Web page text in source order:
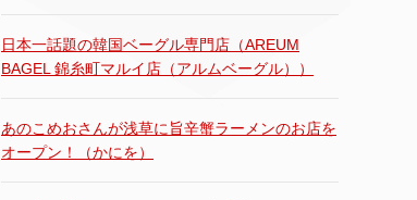
日本一話題の韓国ベーグル専門店（AREUM
BAGEL 錦糸町マルイ店（アルムベーグル））
あのこめおさんが浅草に旨辛蟹ラーメンのお店を
オープン！（かにを）